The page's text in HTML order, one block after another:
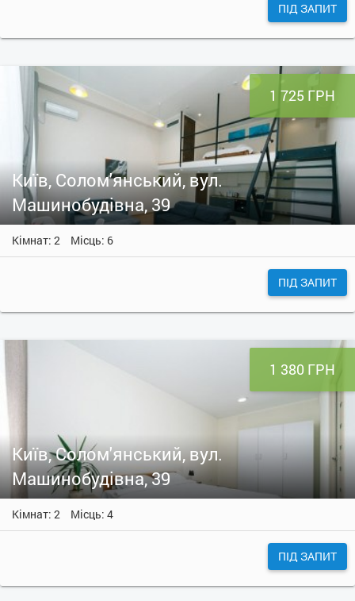
ПІД ЗАПИТ
1 725 ГРН
Київ, Солом'янський, вул.
Машинобудівна, 39
Кімнат: 2 Місць: 6
ПІД ЗАПИТ
1 380 ГРН
Київ, Солом'янський, вул.
Машинобудівна, 39
Кімнат: 2 Місць: 4
ПІД ЗАПИТ